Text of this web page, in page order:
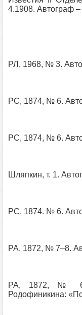
4.1908. Автограф
РЛ, 1968, № 3.
РС, 1874, № 6.
РС, 1874, № 6.
Шляпкин, т. 1.
РС, 1874. № 6.
РА, 1872, № 7–8.
РА, 1872, № 6.
Родофиникина: